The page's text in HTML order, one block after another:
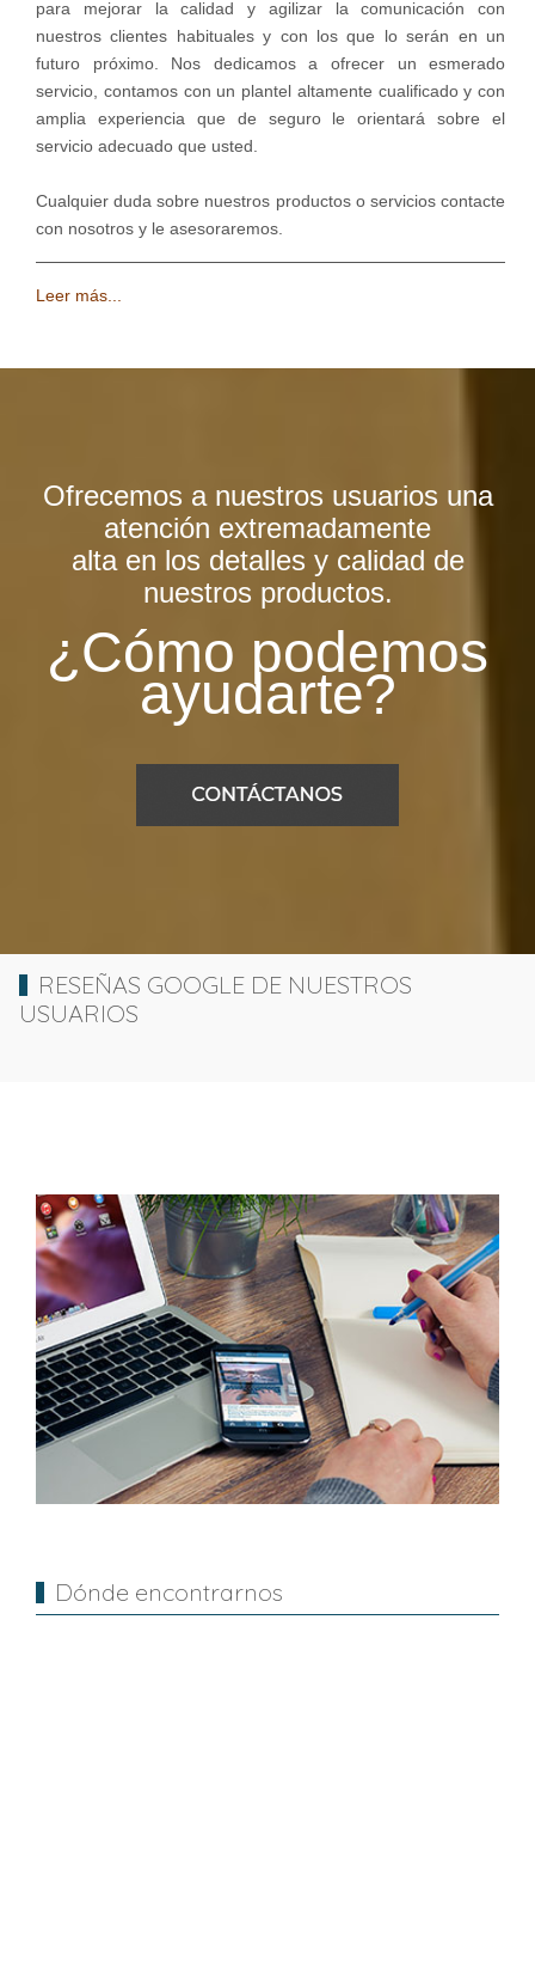
para mejorar la calidad y agilizar la comunicación con
nuestros clientes habituales y con los que lo serán en un
futuro próximo. Nos dedicamos a ofrecer un esmerado
servicio, contamos con un plantel altamente cualificado y con
amplia experiencia que de seguro le orientará sobre el
servicio adecuado que usted.
Cualquier duda sobre nuestros productos o servicios contacte
con nosotros y le asesoraremos.
Leer más...
Ofrecemos a nuestros usuarios una
atención extremadamente
alta en los detalles y calidad de
nuestros productos.
¿Cómo podemos
ayudarte?
RESEÑAS GOOGLE DE NUESTROS
USUARIOS
Dónde encontrarnos